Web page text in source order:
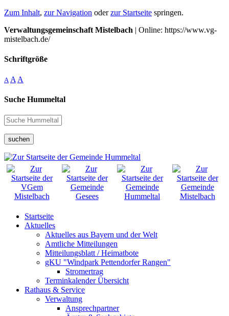
Zum Inhalt, zur Navigation oderzur Startseite springen.
Verwaltungsgemeinschaft Mistelbach | Online: https://www.vg-
mistelbach.de/
Schriftgröße
A A A
Suche Hummeltal
suchen
Startseite
Aktuelles
Aktuelles aus Bayern und der Welt
Amtliche Mitteilungen
Mitteilungsblatt / Heimatbote
gKU "Windpark Pettendorfer Rangen"
Stromertrag
Terminkalender Übersicht
Rathaus & Service
Verwaltung
Ansprechpartner